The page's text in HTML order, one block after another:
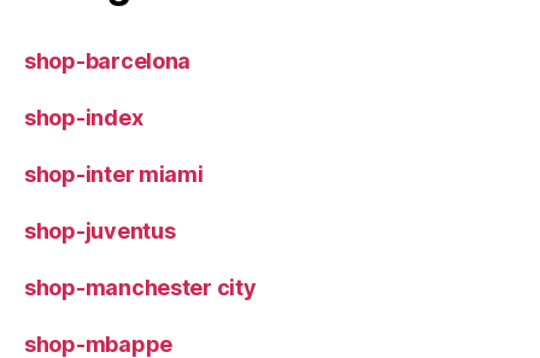
shop-barcelona
shop-index
shop-inter miami
shop-juventus
shop-manchester city
shop-mbappe